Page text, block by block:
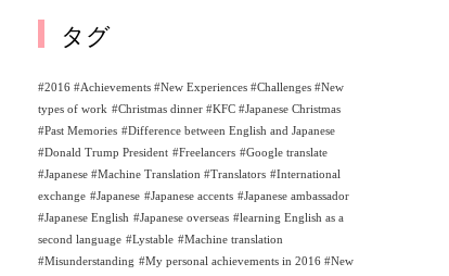
タグ
#2016 #Achievements #New Experiences #Challenges #New
types of work #Christmas dinner #KFC #Japanese Christmas
#Past Memories #Difference between English and Japanese
#Donald Trump President #Freelancers #Google translate
#Japanese #Machine Translation #Translators #International
exchange #Japanese #Japanese accents #Japanese ambassador
#Japanese English #Japanese overseas #learning English as a
second language #Lystable #Machine translation
#Misunderstanding #My personal achievements in 2016 #New